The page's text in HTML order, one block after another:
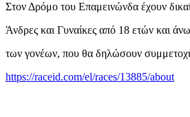
Στον Δρόμο του Επαμεινώνδα έχουν
Άνδρες και Γυναίκες από 18 ετών και
των γονέων, που θα δηλώσουν
https://raceid.com/el/races/13885/about